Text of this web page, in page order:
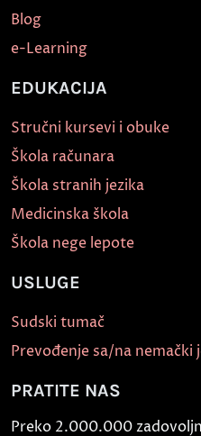
Blog
e-Learning
EDUKACIJA
Stručni kursevi i obuke
Škola računara
Škola stranih jezika
Medicinska škola
Škola nege lepote
USLUGE
Sudski tumač
Prevođenje sa/na nemački
PRATITE NAS
Preko 2.000.000